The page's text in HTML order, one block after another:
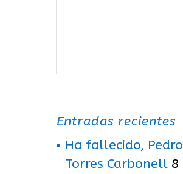
Entradas recientes
Ha fallecido, Pedro
Torres Carbonell 8